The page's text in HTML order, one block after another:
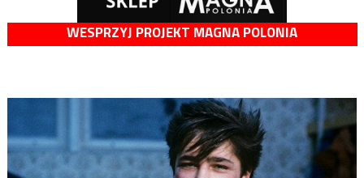
WESPRZYJ PROJEKT MAGNA POLONIA